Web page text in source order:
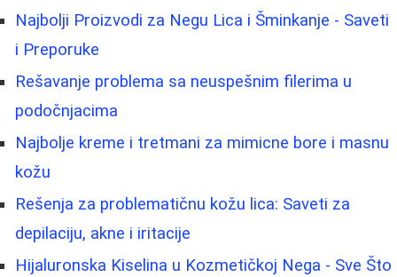
Najbolji Proizvodi za Negu Lica i Šminkanje - Saveti
i Preporuke
Rešavanje problema sa neuspešnim filerima u
podočnjacima
Najbolje kreme i tretmani za mimicne bore i masnu
kožu
Rešenja za problematičnu kožu lica: Saveti za
depilaciju, akne i iritacije
Hijaluronska Kiselina u Kozmetičkoj Nega - Sve Što